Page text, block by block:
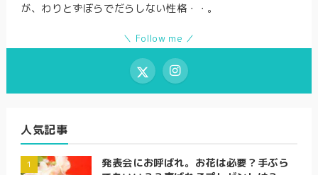
が、わりとずぼらでだらしない性格・・。
＼ Follow me ／
人気記事
発表会にお呼ばれ。お花は必要？手ぶら